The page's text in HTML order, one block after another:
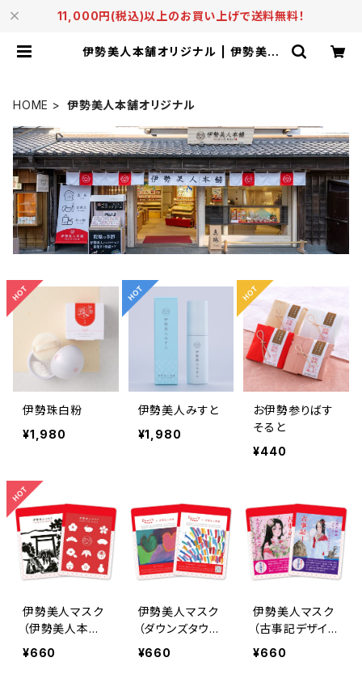
11,000円(税込)以上のお買い上げで送料無料！
伊勢美人本舗オリジナル | 伊勢美人
HOME 伊勢美人本舗オリジナル
伊勢珠白粉
¥1,980
伊勢美人みすと
¥1,980
お伊勢参りばす
そると
¥440
伊勢美人マスク
（伊勢美人本舗
デザイン）
¥660
伊勢美人マスク
（ダウンズタウン
デザイン）
¥660
伊勢美人マスク
（古事記デザイ
ン）
¥660